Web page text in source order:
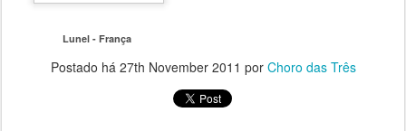
Lunel - França
Postado há 27th November 2011 por Choro das Três